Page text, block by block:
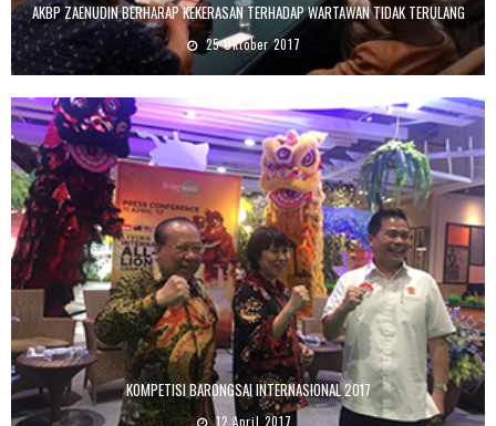
AKBP ZAENUDIN BERHARAP KEKERASAN TERHADAP WARTAWAN TIDAK TERULANG
25 Oktober 2017
KOMPETISI BARONGSAI INTERNASIONAL 2017
12 April 2017